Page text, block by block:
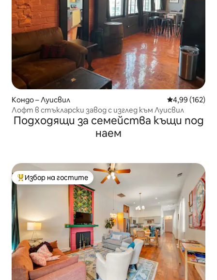
Кондо – Луисвил Средна
4,99 (162)
Лофт в стъкларски завод с изглед към Луисвил
Подходящи за семейства къщи под
наем
Най-популярен избор на гостите
Избор на гостите